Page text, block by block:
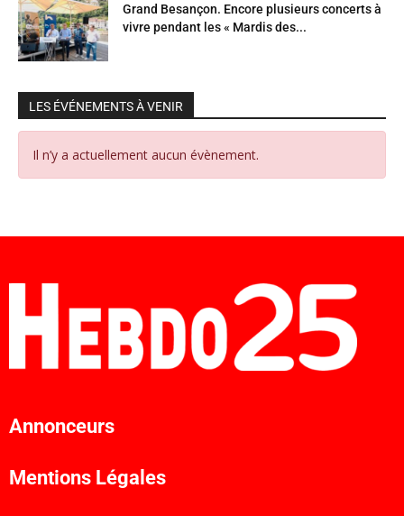
Grand Besançon. Encore plusieurs concerts à
vivre pendant les « Mardis des...
LES ÉVÉNEMENTS À VENIR
Il n’y a actuellement aucun évènement.
Annonceurs
Mentions Légales